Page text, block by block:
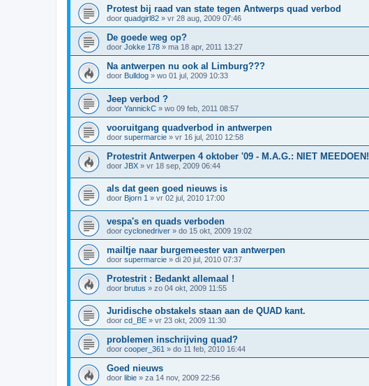
Protest bij raad van state tegen Antwerps quad verbod
door quadgirl82 » vr 28 aug, 2009 07:46
De goede weg op?
door Jokke 178 » ma 18 apr, 2011 13:27
Na antwerpen nu ook al Limburg???
door Bulldog » wo 01 jul, 2009 10:33
Jeep verbod ?
door YannickC » wo 09 feb, 2011 08:57
vooruitgang quadverbod in antwerpen
door supermarcie » vr 16 jul, 2010 12:58
Protestrit Antwerpen 4 oktober '09 - M.A.G.: NIET MEEDOEN!
door JBX » vr 18 sep, 2009 06:44
als dat geen goed nieuws is
door Bjorn 1 » vr 02 jul, 2010 17:00
vespa's en quads verboden
door cyclonedriver » do 15 okt, 2009 19:02
mailtje naar burgemeester van antwerpen
door supermarcie » di 20 jul, 2010 07:37
Protestrit : Bedankt allemaal !
door brutus » zo 04 okt, 2009 11:55
Juridische obstakels staan aan de QUAD kant.
door cd_BE » vr 23 okt, 2009 11:30
problemen inschrijving quad?
door cooper_361 » do 11 feb, 2010 16:44
Goed nieuws
door libie » za 14 nov, 2009 22:56